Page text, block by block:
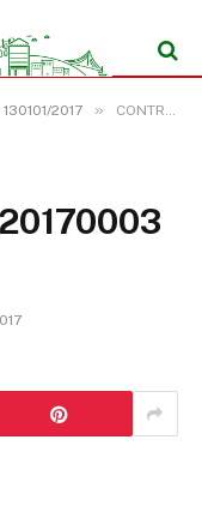
2017 » CONTRATO FMAS 20170003 – Assinado